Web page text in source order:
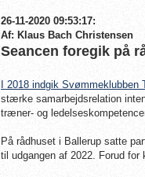
26-11-2020 09:53:17:
Af: Klaus Bach Christensen
Seancen foregik på
I 2018 indgik
stærke samarbejdsrelation
træner- og
På rådhuset i Ballerup satte
til udgangen af 2022. Forud